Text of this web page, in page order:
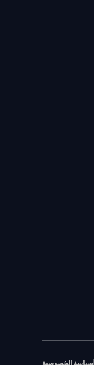
سياسة الخصوصية